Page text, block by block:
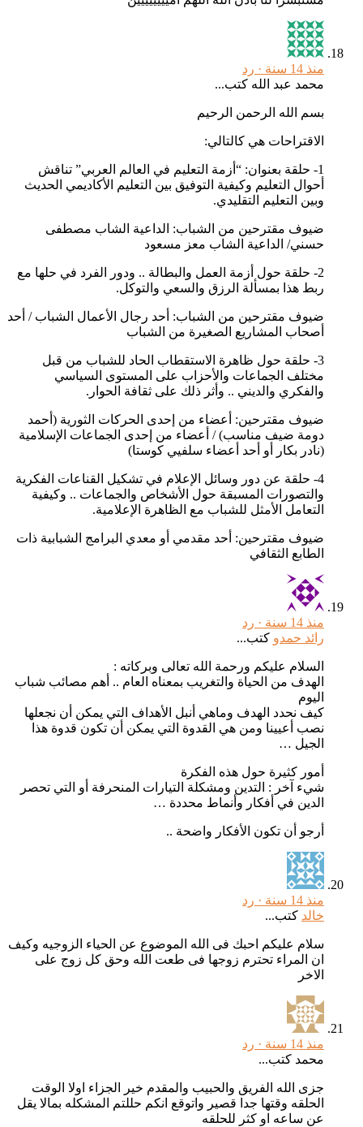
رد
محمد عبد الله كتب...
بسم الله الرحمن الرحيم
الاقتراحات هي كالتالي:
1- حلقة بعنوان: “أزمة التعليم في العالم العربي” تناقش
أحوال التعليم وكيفية التوفيق بين التعليم الأكاديمي الحديث
وبين التعليم التقليدي.
ضيوف مقترحين من الشباب: الداعية الشاب مصطفى
حسني/ الداعية الشاب معز مسعود
2- حلقة حول أزمة العمل والبطالة .. ودور الفرد في حلها مع
ربط هذا بمسألة الرزق والسعي والتوكل.
ضيوف مقترحين من الشباب: أحد رجال الأعمال الشباب / أحد
أصحاب المشاريع الصغيرة من الشباب
3- حلقة حول ظاهرة الاستقطاب الحاد للشباب من قبل
مختلف الجماعات والأحزاب على المستوى السياسي
والفكري والديني .. وأثر ذلك على ثقافة الحوار.
ضيوف مقترحين: أعضاء من إحدى الحركات الثورية (أحمد
دومة ضيف مناسب) / أعضاء من إحدى الجماعات الإسلامية
(نادر بكار أو أحد أعضاء سلفيي كوستا)
4- حلقة عن دور وسائل الإعلام في تشكيل القناعات الفكرية
والتصورات المسبقة حول الأشخاص والجماعات .. وكيفية
التعامل الأمثل للشباب مع الظاهرة الإعلامية.
ضيوف مقترحين: أحد مقدمي أو معدي البرامج الشبابية ذات
الطابع الثقافي
رد
رائد حمدو كتب...
السلام عليكم ورحمة الله تعالى وبركاته :
الهدف من الحياة والتغريب بمعناه العام .. أهم مصائب شباب
كيف نحدد الهدف وماهي أنبل الأهداف التي يمكن أن نجعلها
نصب أعيينا ومن هي القدوة التي يمكن أن تكون قدوة هذا
الجيل …
أمور كثيرة حول هذه الفكرة
شيء آخر : التدين ومشكلة التيارات المنحرفة أو التي تحصر
الدين في أفكار وأنماط محددة …
أرجو أن تكون الأفكار واضحة ..
رد
كتب...
سلام عليكم احبك فى الله الموضوع عن الحياء الزوجيه وكيف
ان المراء تحترم زوجها فى طعت الله وحق كل زوج على
رد
محمد كتب...
جزى الله الفريق والحبيب والمقدم خير الجزاء اولا الوقت
الحلقه وقتها جدا قصير واتوقع انكم حللتم المشكله بمالا يقل
عن ساعه او كثر للحلقه